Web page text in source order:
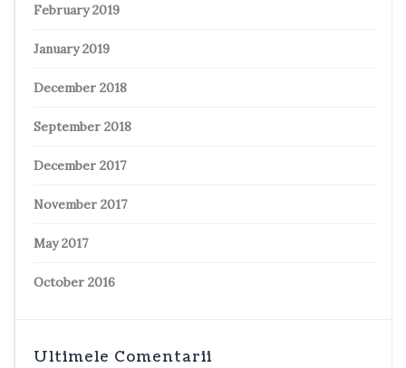
February 2019
January 2019
December 2018
September 2018
December 2017
November 2017
May 2017
October 2016
Ultimele Comentarii